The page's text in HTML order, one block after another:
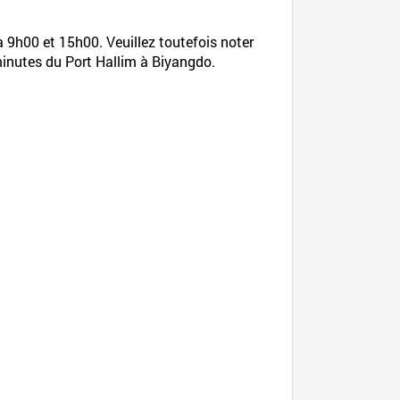
9h00 et 15h00. Veuillez toutefois noter
du Port Hallim à Biyangdo.